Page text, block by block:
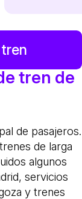
tren de
de pasajeros.
de larga
algunos
servicios
y trenes